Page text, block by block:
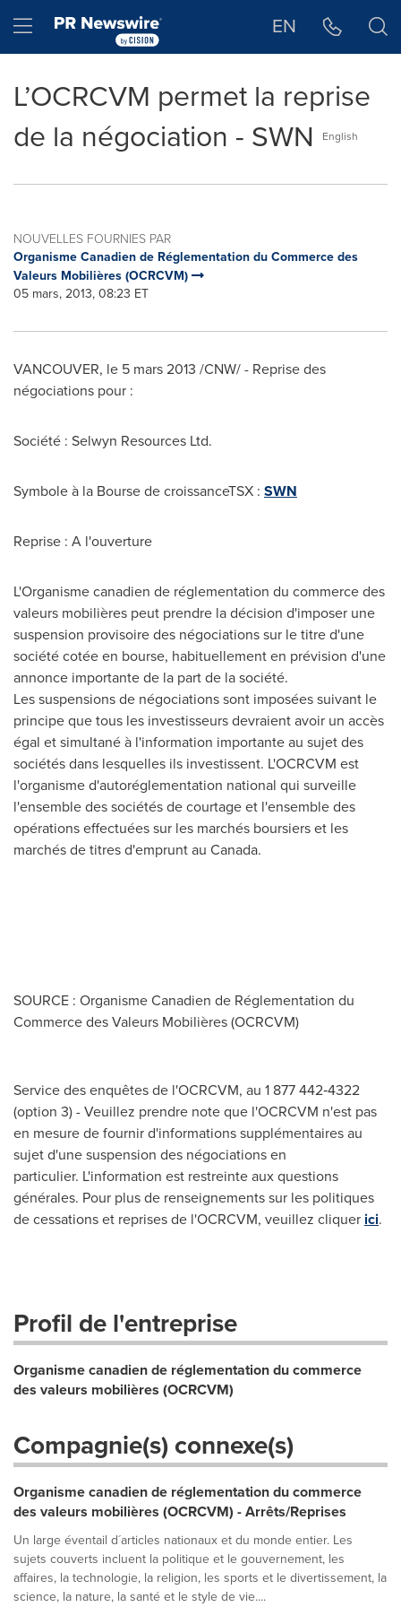
Hamburger menu EN
L’OCRCVM permet la reprise
de la négociation - SWN
English
NOUVELLES FOURNIES PAR
Organisme Canadien de Réglementation du Commerce des
Valeurs Mobilières (OCRCVM)
05 mars, 2013, 08:23 ET
VANCOUVER, le 5 mars 2013 /CNW/ - Reprise des
négociations pour :
Société : Selwyn Resources Ltd.
Symbole à la Bourse de croissanceTSX : SWN
Reprise : A l'ouverture
L'Organisme canadien de réglementation du commerce des
valeurs mobilières peut prendre la décision d'imposer une
suspension provisoire des négociations sur le titre d'une
société cotée en bourse, habituellement en prévision d'une
annonce importante de la part de la société.
Les suspensions de négociations sont imposées suivant le
principe que tous les investisseurs devraient avoir un accès
égal et simultané à l'information importante au sujet des
sociétés dans lesquelles ils investissent. L'OCRCVM est
l'organisme d'autoréglementation national qui surveille
l'ensemble des sociétés de courtage et l'ensemble des
opérations effectuées sur les marchés boursiers et les
marchés de titres d'emprunt au Canada.
SOURCE : Organisme Canadien de Réglementation du
Commerce des Valeurs Mobilières (OCRCVM)
Service des enquêtes de l'OCRCVM, au 1 877 442‑4322
(option 3) - Veuillez prendre note que l'OCRCVM n'est pas
en mesure de fournir d'informations supplémentaires au
sujet d'une suspension des négociations en
particulier. L'information est restreinte aux questions
générales. Pour plus de renseignements sur les politiques
de cessations et reprises de l'OCRCVM, veuillez cliquer ici.
Profil de l'entreprise
Organisme canadien de réglementation du commerce
des valeurs mobilières (OCRCVM)
Compagnie(s) connexe(s)
Organisme canadien de réglementation du commerce
des valeurs mobilières (OCRCVM) - Arrêts/Reprises
Un large éventail d´articles nationaux et du monde entier. Les
sujets couverts incluent la politique et le gouvernement, les
affaires, la technologie, la religion, les sports et le divertissement, la
science, la nature, la santé et le style de vie....